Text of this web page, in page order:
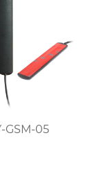
GSM-05